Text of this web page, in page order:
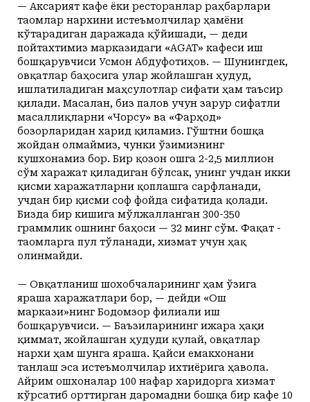
— Аксарият кафе ёки ресторанлар раҳбарлари
таомлар нархини истеъмолчилар ҳамёни
кўтарадиган даражада қўйишади, — деди
пойтахтимиз марказидаги «AGAT» кафеси иш
бошқарувчиси Усмон Абдуфотиҳов. — Шунинг­дек,
овқатлар баҳосига улар жойлашган ҳудуд,
ишлатиладиган маҳсулотлар сифати ҳам таъсир
қилади. Масалан, биз палов учун зарур сифатли
масаллиқларни «Чорсу» ва «Фарҳод»
бозорларидан харид қиламиз. Гўштни бошқа
жойдан олмаймиз, чунки ўзимизнинг
кушхонамиз бор. Бир қозон ошга 2-2,5 миллион
сўм харажат қиладиган бўлсак, унинг учдан икки
қисми харажатларни қоплашга сарфланади,
учдан бир қисми соф фойда сифатида қолади.
Бизда бир кишига мўлжалланган 300-350
граммлик ошнинг баҳоси — 32 минг сўм. Фақат ­
таомларга пул тўланади, хизмат учун ҳақ
олинмайди.
— Овқатланиш шохобчаларининг ҳам ўзига
яраша харажатлари бор, — ­дейди «Ош
маркази»нинг Бодомзор филиали иш
бошқарувчиси. — Баъзиларининг ижара ҳақи
қиммат, жойлашган ҳудуди қулай, овқатлар
нархи ҳам шунга яраша. Қайси емакхонани
танлаш эса истеъмолчилар ихтиёрига ҳавола.
Айрим ошхоналар 100 нафар харидорга хизмат
кўрсатиб орттирган даромадни бошқа бир кафе 10